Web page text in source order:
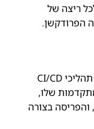
ריצה של
TeamCity הוא כלי עוצמתי ומגוון לניהול תהליכי CI/CD
שלו,
והפריסה בצורה